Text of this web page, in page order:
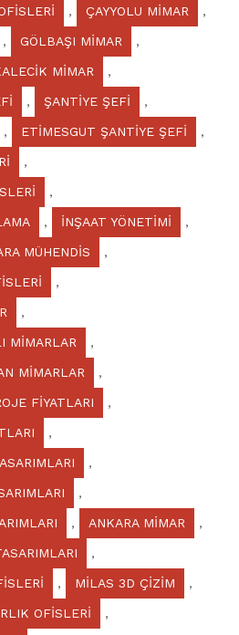
, ÇAYYOLU MİMAR ,
, GÖLBAŞI MİMAR ,
MİMAR ,
, ŞANTİYE ŞEFİ ,
, ETİMESGUT ŞANTİYE ŞEFİ ,
,
,
, İNŞAAT YÖNETİMİ ,
MÜHENDİS ,
,
,
MİMARLAR ,
MİMARLAR ,
FİYATLARI ,
,
,
,
, ANKARA MİMAR ,
,
, MİLAS 3D ÇİZİM ,
OFİSLERİ ,